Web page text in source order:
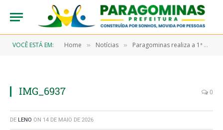
VOCÊ ESTÁ EM: Home » Notícias » Paragominas realiza a 1ª Conferência Livre Municipal ODS no dia 19 de maio
IMG_6937 0
DE LENO ON 14 DE MAIO DE 2026